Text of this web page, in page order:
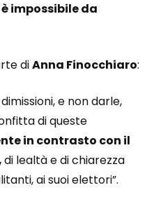
è impossibile da
diAnna Finocchiaro:
e non darle,
di queste
in contrasto con il
di lealtà e di chiarezza
ai suoi elettori”.